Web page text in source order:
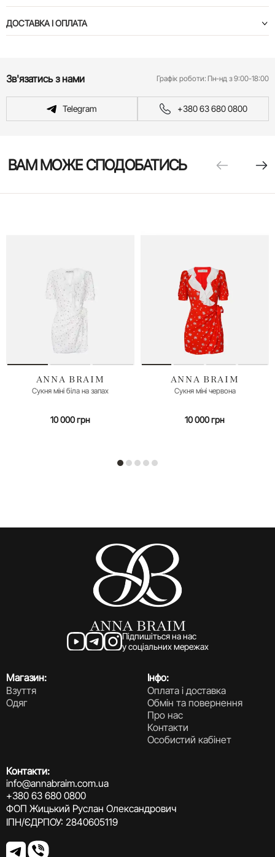
ДОСТАВКА І ОПЛАТА
Зв'язатись з нами Графік роботи: Пн-нд з 9:00-18:00
Telegram +380 63 680 0800
ВАМ МОЖЕ СПОДОБАТИСЬ
ANNA BRAIM
Сукня міні біла на запах
10 000 грн
ANNA BRAIM
Сукня міні червона
10 000 грн
Підпишіться на нас
у соціальних мережах
Магазин:
Взуття
Одяг
Інфо:
Оплата і доставка
Обмін та повернення
Про нас
Контакти
Особистий кабінет
Контакти:
info@annabraim.com.ua
+380 63 680 0800
ФОП Жицький Руслан Олександрович
ІПН/ЄДРПОУ: 2840605119